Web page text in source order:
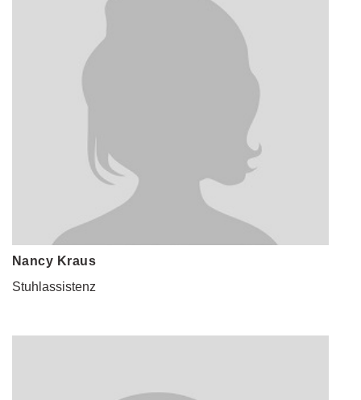
Nancy Kraus
Stuhlassistenz